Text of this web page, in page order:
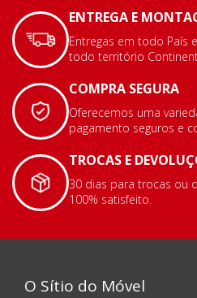
ENTREGA E
Entregas em todo País
todo território
COMPRA SEGURA
Oferecemos uma
pagamento seguros e
TROCAS E
30 dias para trocas ou
100% satisfeito.
O Sítio do Móvel